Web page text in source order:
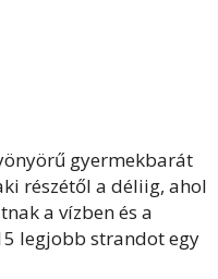
gyermekbarát
részétől a déliig, ahol
a vízben és a
legjobb strandot egy